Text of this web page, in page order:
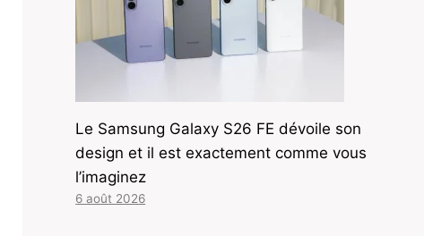
Le Samsung Galaxy S26 FE dévoile son
design et il est exactement comme vous
l’imaginez
6 août 2026